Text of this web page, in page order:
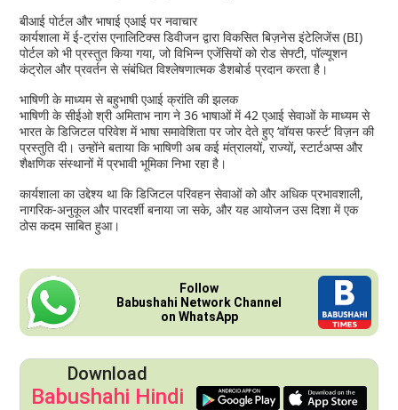
बीआई पोर्टल और भाषाई एआई पर नवाचार
कार्यशाला में ई-ट्रांस एनालिटिक्स डिवीजन द्वारा विकसित बिज़नेस इंटेलिजेंस (BI)
पोर्टल को भी प्रस्तुत किया गया, जो विभिन्न एजेंसियों को रोड सेफ्टी, पॉल्यूशन
कंट्रोल और प्रवर्तन से संबंधित विश्लेषणात्मक डैशबोर्ड प्रदान करता है।
भाषिणी के माध्यम से बहुभाषी एआई क्रांति की झलक
भाषिणी के सीईओ श्री अमिताभ नाग ने 36 भाषाओं में 42 एआई सेवाओं के माध्यम से
भारत के डिजिटल परिवेश में भाषा समावेशिता पर जोर देते हुए ‘वॉयस फर्स्ट’ विज़न की
प्रस्तुति दी। उन्होंने बताया कि भाषिणी अब कई मंत्रालयों, राज्यों, स्टार्टअप्स और
शैक्षणिक संस्थानों में प्रभावी भूमिका निभा रहा है।
कार्यशाला का उद्देश्य था कि डिजिटल परिवहन सेवाओं को और अधिक प्रभावशाली,
नागरिक-अनुकूल और पारदर्शी बनाया जा सके, और यह आयोजन उस दिशा में एक
ठोस कदम साबित हुआ।
Follow
Babushahi Network Channel
on WhatsApp
Download
Babushahi Hindi